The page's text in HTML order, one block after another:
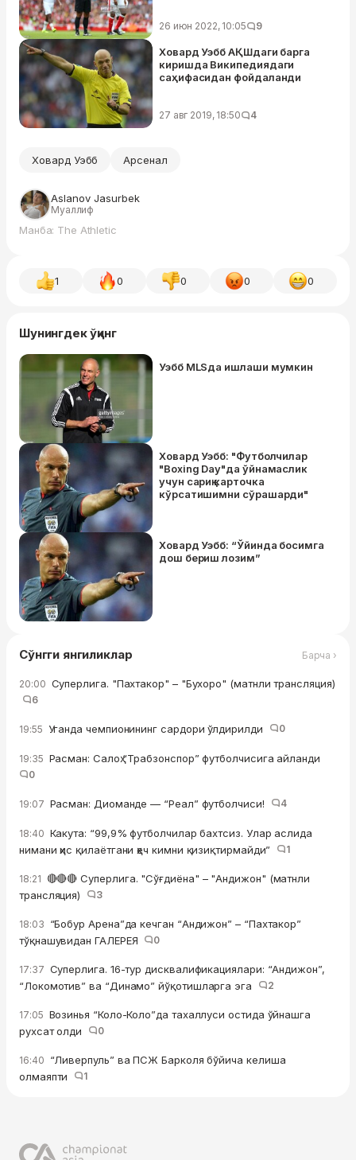
26 июн 2022, 10:05 9
Ховард Уэбб АҚШдаги барга
киришда Википедиядаги
саҳифасидан фойдаланди
27 авг 2019, 18:50 4
Ховард Уэбб Арсенал
Aslanov Jasurbek
Муаллиф
Манба: The Athletic
1 0 0 0 0
Шунингдек ўқинг
Уэбб MLSда ишлаши мумкин
Ховард Уэбб: "Футболчилар
"Boxing Day"да ўйнамаслик
учун сариқ карточка
кўрсатишимни сўрашарди"
Ховард Уэбб: “Ўйинда босимга
дош бериш лозим”
Сўнгги янгиликлар Барча ›
20:00 Суперлига. "Пахтакор" – "Бухоро" (матнли трансляция)
6
19:55 Уганда чемпионининг сардори ўлдирилди 0
19:35 Расман: Салоҳ “Трабзонспор” футболчисига айланди
0
19:07 Расман: Диоманде — “Реал” футболчиси! 4
18:40 Какута: “99,9% футболчилар бахтсиз. Улар аслида
нимани ҳис қилаётгани ҳеч кимни қизиқтирмайди”
1
18:21 🔴🔴🔴 Суперлига. "Сўғдиёна" – "Андижон" (матнли
трансляция)
3
18:03 “Бобур Арена”да кечган “Андижон” – “Пахтакор”
тўқнашувидан ГАЛЕРЕЯ
0
17:37 Суперлига. 16-тур дисквалификациялари: “Андижон”,
“Локомотив” ва “Динамо” йўқотишларга эга
2
17:05 Возинья “Коло-Коло”да тахаллуси остида ўйнашга
рухсат олди
0
16:40 “Ливерпуль” ва ПСЖ Барколя бўйича келиша
олмаяпти
1